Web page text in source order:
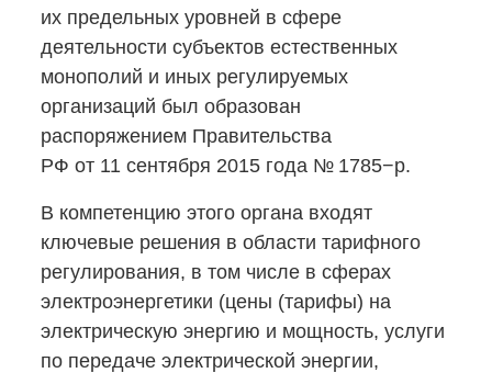
их предельных уровней в сфере
деятельности субъектов естественных
монополий и иных регулируемых
организаций был образован
распоряжением Правительства
РФ от 11 сентября 2015 года № 1785−р.
В компетенцию этого органа входят
ключевые решения в области тарифного
регулирования, в том числе в сферах
электроэнергетики (цены (тарифы) на
электрическую энергию и мощность, услуги
по передаче электрической энергии,